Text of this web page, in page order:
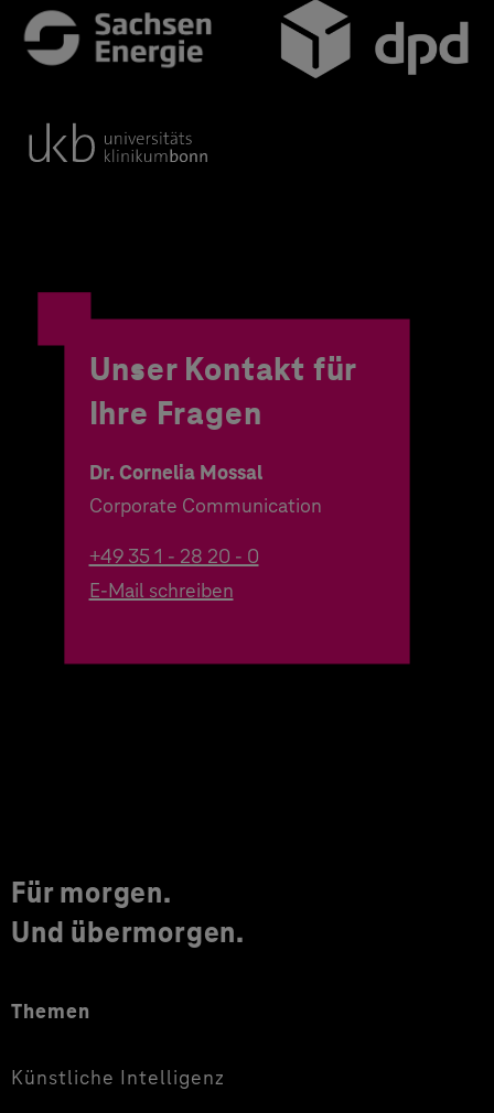
Unser Kontakt für
Ihre Fragen
Dr. Cornelia Mossal
Corporate Communication
+49 35 1 - 28 20 - 0
E-Mail schreiben
Für morgen.
Und übermorgen.
Themen
Künstliche Intelligenz